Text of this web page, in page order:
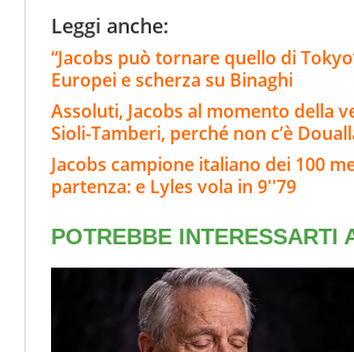
Leggi anche:
“Jacobs può tornare quello di
Europei e scherza su Binaghi
Assoluti, Jacobs al momento della
Sioli-Tamberi, perché non c’è
Jacobs campione italiano dei 100
partenza: e Lyles vola in 9''79